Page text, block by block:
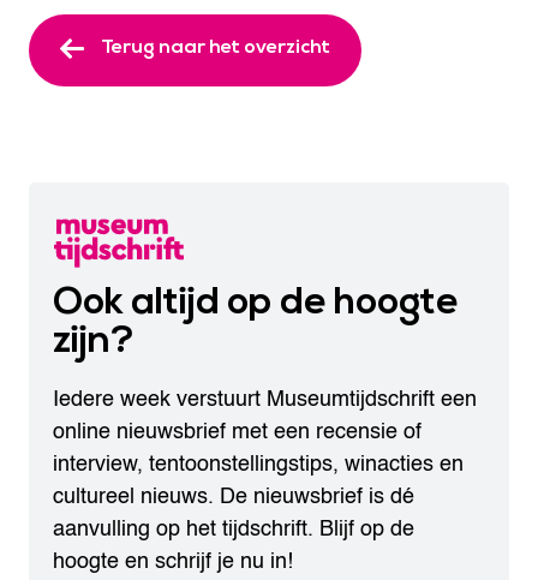
Terug naar het overzicht
Ook altijd op de hoogte
zijn?
Iedere week verstuurt Museumtijdschrift een
online nieuwsbrief met een recensie of
interview, tentoonstellingstips, winacties en
cultureel nieuws. De nieuwsbrief is dé
aanvulling op het tijdschrift. Blijf op de
hoogte en schrijf je nu in!